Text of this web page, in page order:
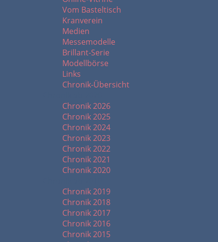
Vom Basteltisch
Kranverein
Medien
Messemodelle
Brillant-Serie
Modellbörse
Links
Chronik-Übersicht
Chronik 2026
Chronik 2025
Chronik 2024
Chronik 2023
Chronik 2022
Chronik 2021
Chronik 2020
Chronik 2019
Chronik 2018
Chronik 2017
Chronik 2016
Chronik 2015